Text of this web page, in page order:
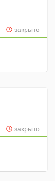
закрыто
закрыто